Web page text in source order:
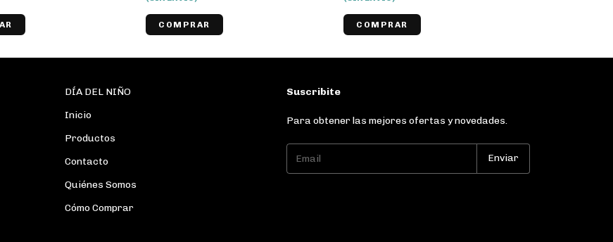
DÍA DEL NIÑO
Inicio
Productos
Contacto
Quiénes Somos
Cómo Comprar
Suscribite
Para obtener las mejores ofertas y novedades.